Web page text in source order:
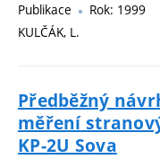
Publikace
Rok: 1999
KULČÁK, L.
Předběžný
měření
KP-2U Sova